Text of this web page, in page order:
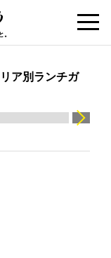
。
ア別ランチガ